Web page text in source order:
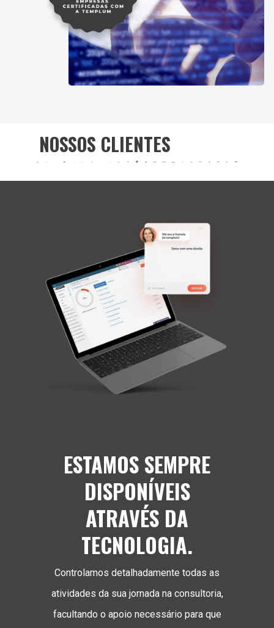
NOSSOS CLIENTES
ESTAMOS SEMPRE
DISPONÍVEIS
ATRAVÉS DA
TECNOLOGIA.
Controlamos detalhadamente todas as
atividades da sua jornada na consultoria,
facultando o apoio necessário para que